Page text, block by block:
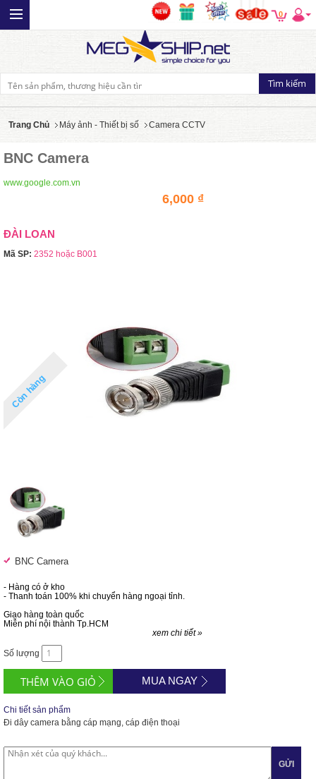
0
Trang Chủ Máy ảnh - Thiết bị số Camera CCTV
BNC Camera
www.google.com.vn
6,000 ₫
ĐÀI LOAN
Mã SP: 2352 hoặc B001
Còn hàng
BNC Camera
- Hàng có ở kho
- Thanh toán 100% khi chuyển hàng ngoại tỉnh.
Giao hàng toàn quốc
Miễn phí nội thành Tp.HCM
xem chi tiết »
Số lượng
MUA NGAY
Chi tiết sản phẩm
Đi dây camera bằng cáp mạng, cáp điện thoại
GỬI